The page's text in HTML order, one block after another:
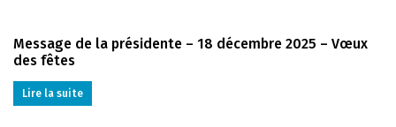
Message de la présidente – 18 décembre 2025 – Vœux
des fêtes
Lire la suite